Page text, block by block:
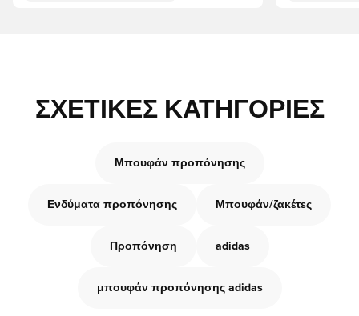
ΣΧΕΤΙΚΈΣ ΚΑΤΗΓΟΡΊΕΣ
Μπουφάν προπόνησης
Ενδύματα προπόνησης Μπουφάν/ζακέτες
Προπόνηση adidas
μπουφάν προπόνησης adidas